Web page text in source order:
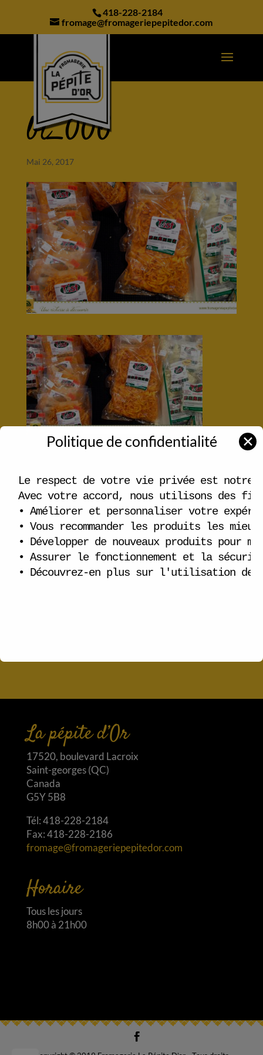
418-228-2184
fromage@fromageriepepitedor.com
bt_006
Mai 26, 2017
Articles récents
Carte fidélité
Emploi disponible!
Ouverture du bar laitier de l’ouest!
Bonjour tout le monde !
(pas de titre)
La pépite d’Or
17520, boulevard Lacroix
Saint-georges (QC)
Canada
G5Y 5B8
Tél: 418-228-2184
Fax: 418-228-2186
fromage@fromageriepepitedor.com
Horaire
Tous les jours
8h00 à 21h00
modal-check
Politique de confidentialité ✕
Le respect de votre vie privée est
Avec votre accord, nous utilisons des
• Améliorer et personnaliser votre
• Vous recommander les produits les
• Développer de nouveaux produits pour
• Assurer le fonctionnement et la
• Découvrez-en plus sur l'utilisation